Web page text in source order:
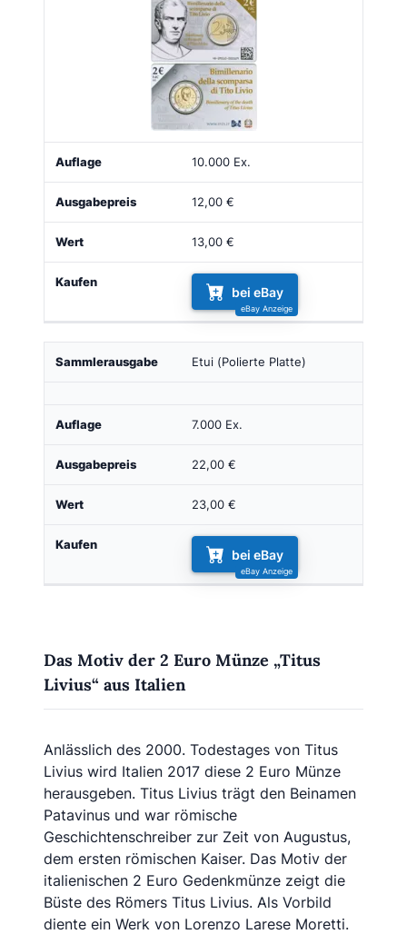
10.000 Ex.
12,00 €
13,00 €
bei eBay
Etui (Polierte Platte)
7.000 Ex.
22,00 €
23,00 €
bei eBay
Das Motiv der 2 Euro Münze „Titus
Livius“ aus Italien
Anlässlich des 2000. Todestages von Titus
Livius wird Italien 2017 diese 2 Euro Münze
herausgeben. Titus Livius trägt den Beinamen
Patavinus und war römische
Geschichtenschreiber zur Zeit von Augustus,
dem ersten römischen Kaiser. Das Motiv der
italienischen 2 Euro Gedenkmünze zeigt die
Büste des Römers Titus Livius. Als Vorbild
diente ein Werk von Lorenzo Larese Moretti.